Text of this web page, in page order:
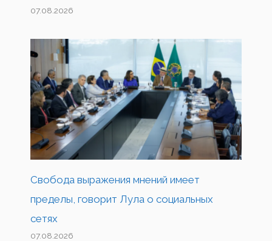
07.08.2026
Свобода выражения мнений имеет
пределы, говорит Лула о социальных
сетях
07.08.2026